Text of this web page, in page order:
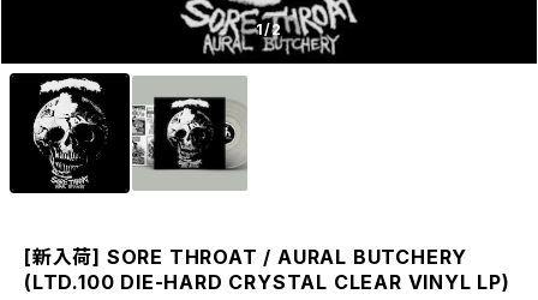
1/2
[新入荷] SORE THROAT / AURAL BUTCHERY
(LTD.100 DIE-HARD CRYSTAL CLEAR VINYL LP)